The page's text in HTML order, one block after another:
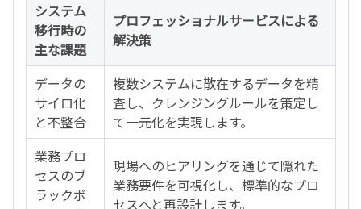
システム
移行時の
主な課題
プロフェッショナルサービスによる
解決策
データの
サイロ化
と不整合
複数システムに散在するデータを精
査し、クレンジングルールを策定し
て一元化を実現します。
業務プロ
セスのブ
ラックボ
現場へのヒアリングを通じて隠れた
業務要件を可視化し、標準的なプロ
セスへと再設計します。